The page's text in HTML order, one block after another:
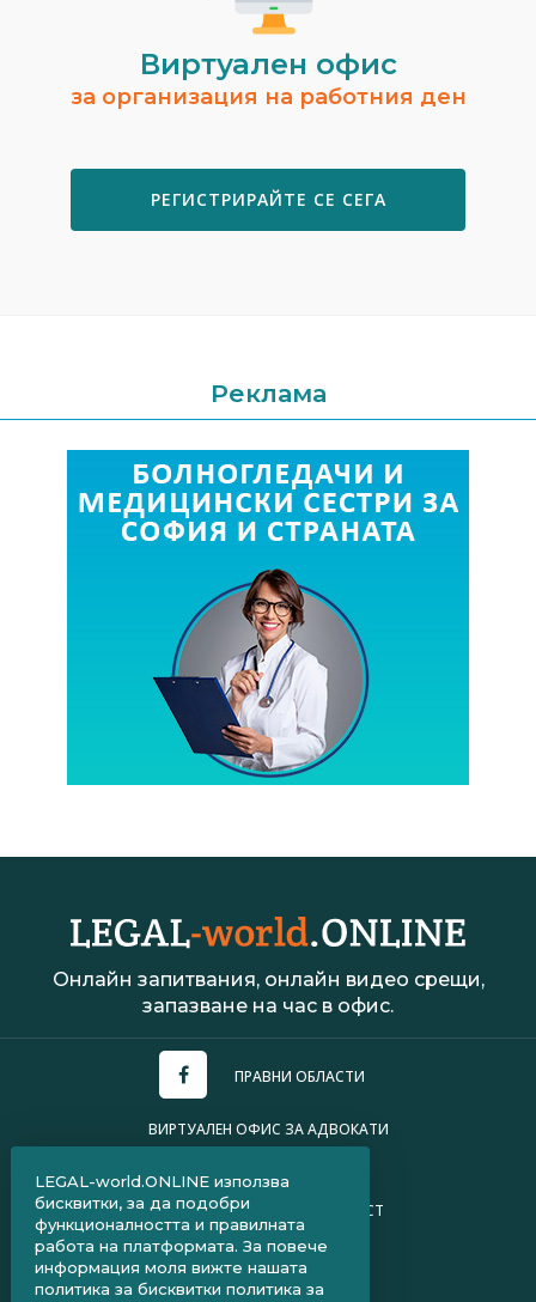
Виртуален офис
за организация на работния ден
РЕГИСТРИРАЙТЕ СЕ СЕГА
Реклама
Онлайн запитвания, онлайн видео срещи,
запазване на час в офис.
ПРАВНИ ОБЛАСТИ
ВИРТУАЛЕН ОФИС ЗА АДВОКАТИ
ПОЛИТИКА ЗА ПОВЕРИТЕЛНОСТ
ЧЗВ ЗА КЛИЕНТИ
ЧЗВ ЗА АДВОКАТИ
LEGAL-world.ONLINE използва
бисквитки, за да подобри
функционалността и правилната
работа на платформата. За повече
информация моля вижте нашата
политика за бисквитки политика за